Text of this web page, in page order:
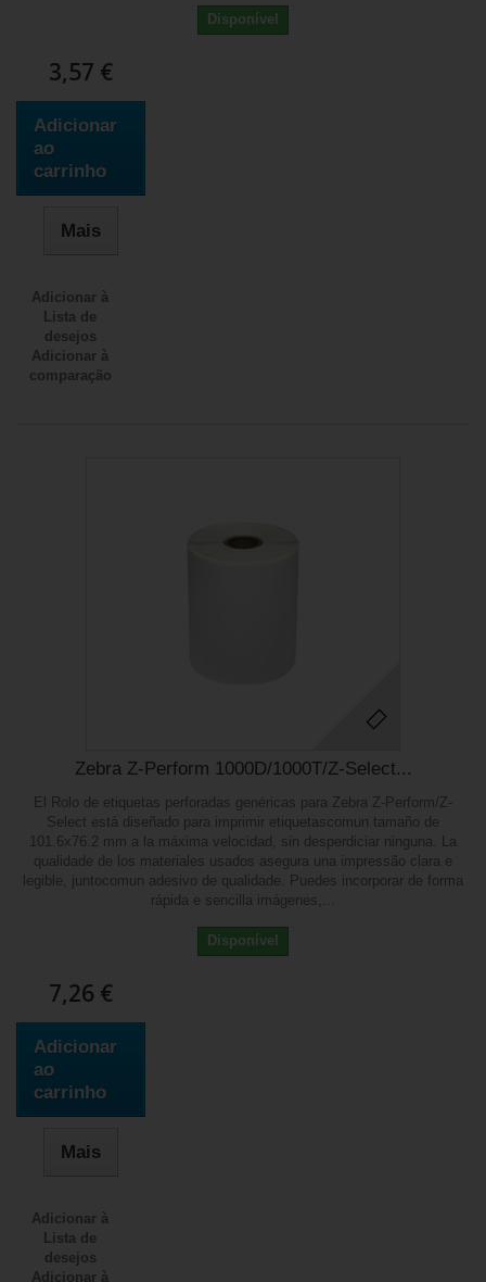
Disponível
3,57 €
Adicionar
ao
carrinho
Mais
Adicionar à
Lista de
desejos
Adicionar à
comparação
Zebra Z-Perform 1000D/1000T/Z-Select...
El Rolo de etiquetas perforadas genéricas para Zebra Z-Perform/Z-
Select está diseñado para imprimir etiquetascomun tamaño de
101.6x76.2 mm a la máxima velocidad, sin desperdiciar ninguna. La
qualidade de los materiales usados asegura una impressão clara e
legible, juntocomun adesivo de qualidade. Puedes incorporar de forma
rápida e sencilla imágenes,...
Disponível
7,26 €
Adicionar
ao
carrinho
Mais
Adicionar à
Lista de
desejos
Adicionar à